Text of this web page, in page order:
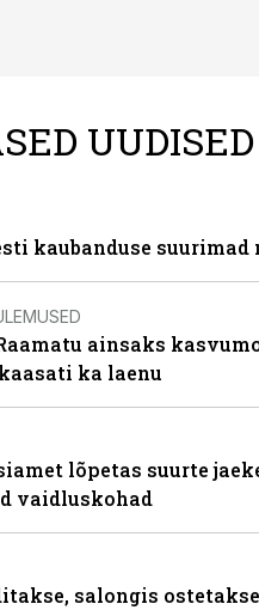
UUDISED
kaubanduse
ainsaks
ka laenu
lõpetas suurte
vaidluskohad
salongis